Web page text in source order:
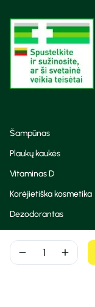
remove add
Šampūnas
Plaukų kaukės
Vitaminas D
Korėjietiška kosmetika
Dezodorantas